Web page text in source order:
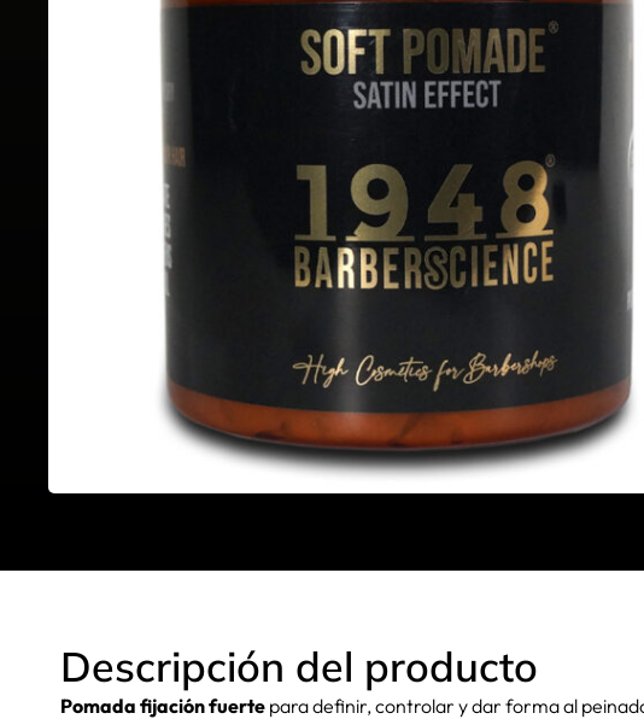
Descripción del producto
Pomada fijación fuerte para definir, controlar y dar forma al